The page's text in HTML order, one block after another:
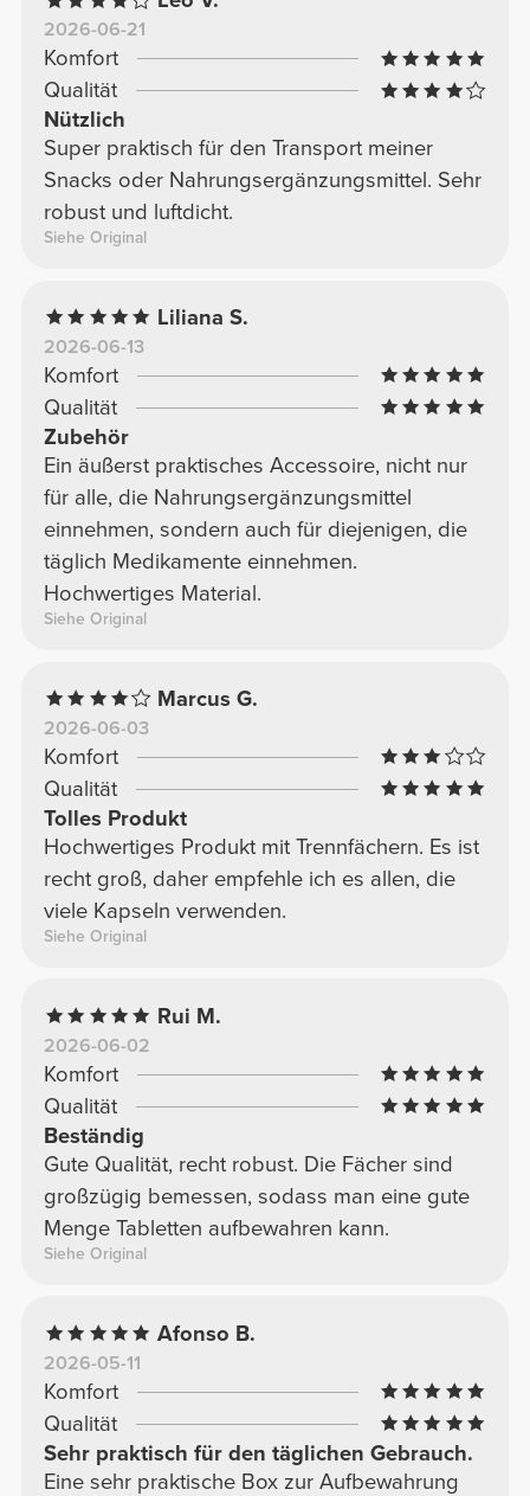
2026-06-21
Komfort
Qualität
Nützlich
Super praktisch für den Transport meiner
Snacks oder Nahrungsergänzungsmittel. Sehr
robust und luftdicht.
Siehe Original
Liliana S.
2026-06-13
Komfort
Qualität
Zubehör
Ein äußerst praktisches Accessoire, nicht nur
für alle, die Nahrungsergänzungsmittel
einnehmen, sondern auch für diejenigen, die
täglich Medikamente einnehmen.
Hochwertiges Material.
Siehe Original
Marcus G.
2026-06-03
Komfort
Qualität
Tolles Produkt
Hochwertiges Produkt mit Trennfächern. Es ist
recht groß, daher empfehle ich es allen, die
viele Kapseln verwenden.
Siehe Original
Rui M.
2026-06-02
Komfort
Qualität
Beständig
Gute Qualität, recht robust. Die Fächer sind
großzügig bemessen, sodass man eine gute
Menge Tabletten aufbewahren kann.
Siehe Original
Afonso B.
2026-05-11
Komfort
Qualität
Sehr praktisch für den täglichen Gebrauch.
Eine sehr praktische Box zur Aufbewahrung